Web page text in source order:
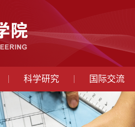
科学研究 国际交流